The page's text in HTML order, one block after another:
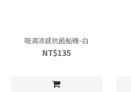
吸濕涼感抗菌船襪-白
NT$135